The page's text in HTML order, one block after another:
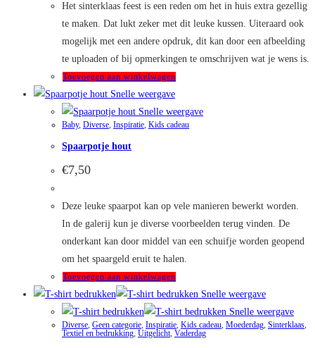
Het sinterklaas feest is een reden om het in huis extra gezellig
te maken. Dat lukt zeker met dit leuke kussen. Uiteraard ook
mogelijk met een andere opdruk, dit kan door een afbeelding
te uploaden of bij opmerkingen te omschrijven wat je wens is.
Toevoegen aan winkelwagen
Snelle weergave
Snelle weergave
Baby, Diverse, Inspiratie, Kids cadeau
Spaarpotje hout
€7,50
Deze leuke spaarpot kan op vele manieren bewerkt worden.
In de galerij kun je diverse voorbeelden terug vinden. De
onderkant kan door middel van een schuifje worden geopend
om het spaargeld eruit te halen.
Toevoegen aan winkelwagen
Snelle weergave
Snelle weergave
Diverse Geen categorie Inspiratie Kids cadeau Moederdag Sinterklaas
Textiel en bedrukking Uitgelicht Vaderdag